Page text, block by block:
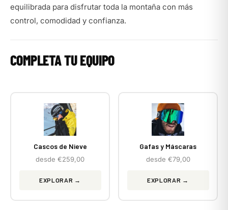
equilibrada para disfrutar toda la montaña con más
control, comodidad y confianza.
COMPLETA TU EQUIPO
Cascos de Nieve
desde €259,00
EXPLORAR →
Gafas y Máscaras
desde €79,00
EXPLORAR →